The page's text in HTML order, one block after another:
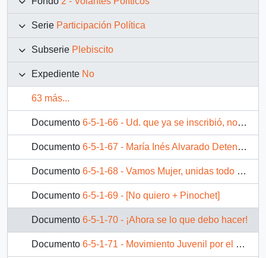
Serie Participación Política
Subserie Plebiscito
Expediente No
63 más...
Documento 6-5-1-66 - Ud. que ya se inscribió, no espere más, lleve a un amigo, un compañero de trabajo o a un familiar e invítelo a inscribirse para el NO!
Documento 6-5-1-67 - María Inés Alvarado Detenida el 15/7/74 ¿Me olvidaste?
Documento 6-5-1-68 - Vamos Mujer, unidas todo es posible
Documento 6-5-1-69 - [No quiero + Pinochet]
Documento 6-5-1-70 - ¡Ahora se lo que debo hacer!
Documento 6-5-1-71 - Movimiento Juvenil por el NO